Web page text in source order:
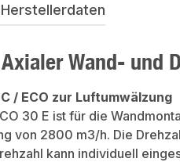
Herstellerdaten
Wand- und
/ ECO zur Luftumwälzung
30 E ist für die
von 2800 m3/h. Die
kann individuell